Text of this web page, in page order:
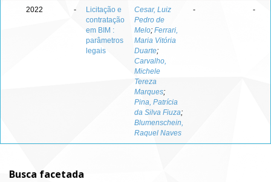
2022 -
Licitação e
contratação
em BIM :
parâmetros
legais
Cesar, Luiz
Pedro de
Melo; Ferrari,
Maria Vitória
Duarte;
Carvalho,
Michele
Tereza
Marques;
Pina, Patrícia
da Silva Fiuza;
Blumenschein,
Raquel Naves
- -
Busca facetada